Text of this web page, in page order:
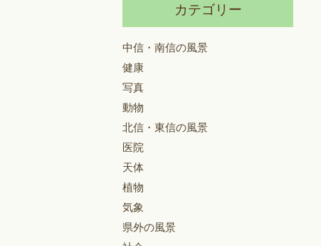
カテゴリー
中信・南信の風景
健康
写真
動物
北信・東信の風景
医院
天体
植物
気象
県外の風景